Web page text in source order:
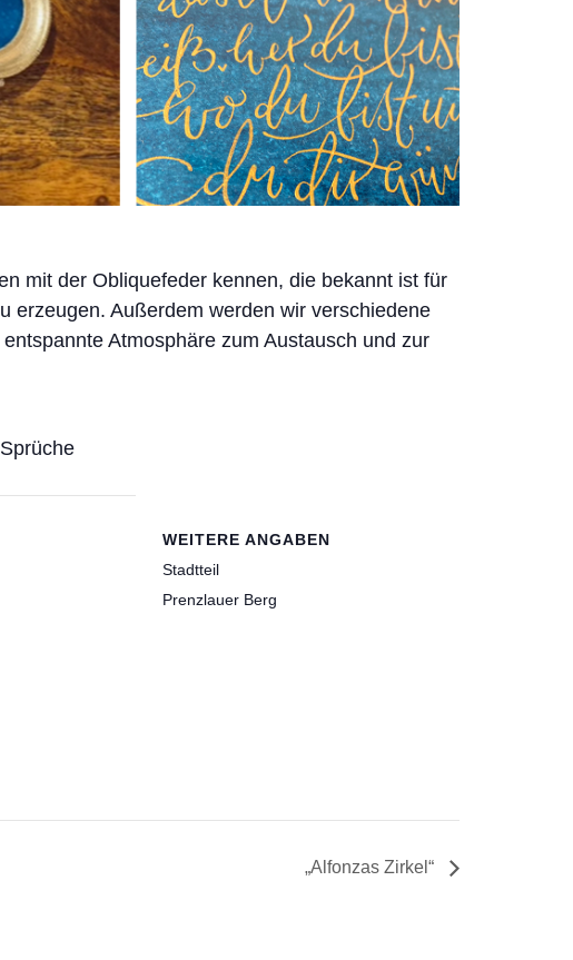
mit der Obliquefeder kennen, die bekannt ist für
erzeugen. Außerdem werden wir verschiedene
Atmosphäre zum Austausch und zur
WEITERE ANGABEN
Stadtteil
Prenzlauer Berg
„Alfonzas Zirkel“